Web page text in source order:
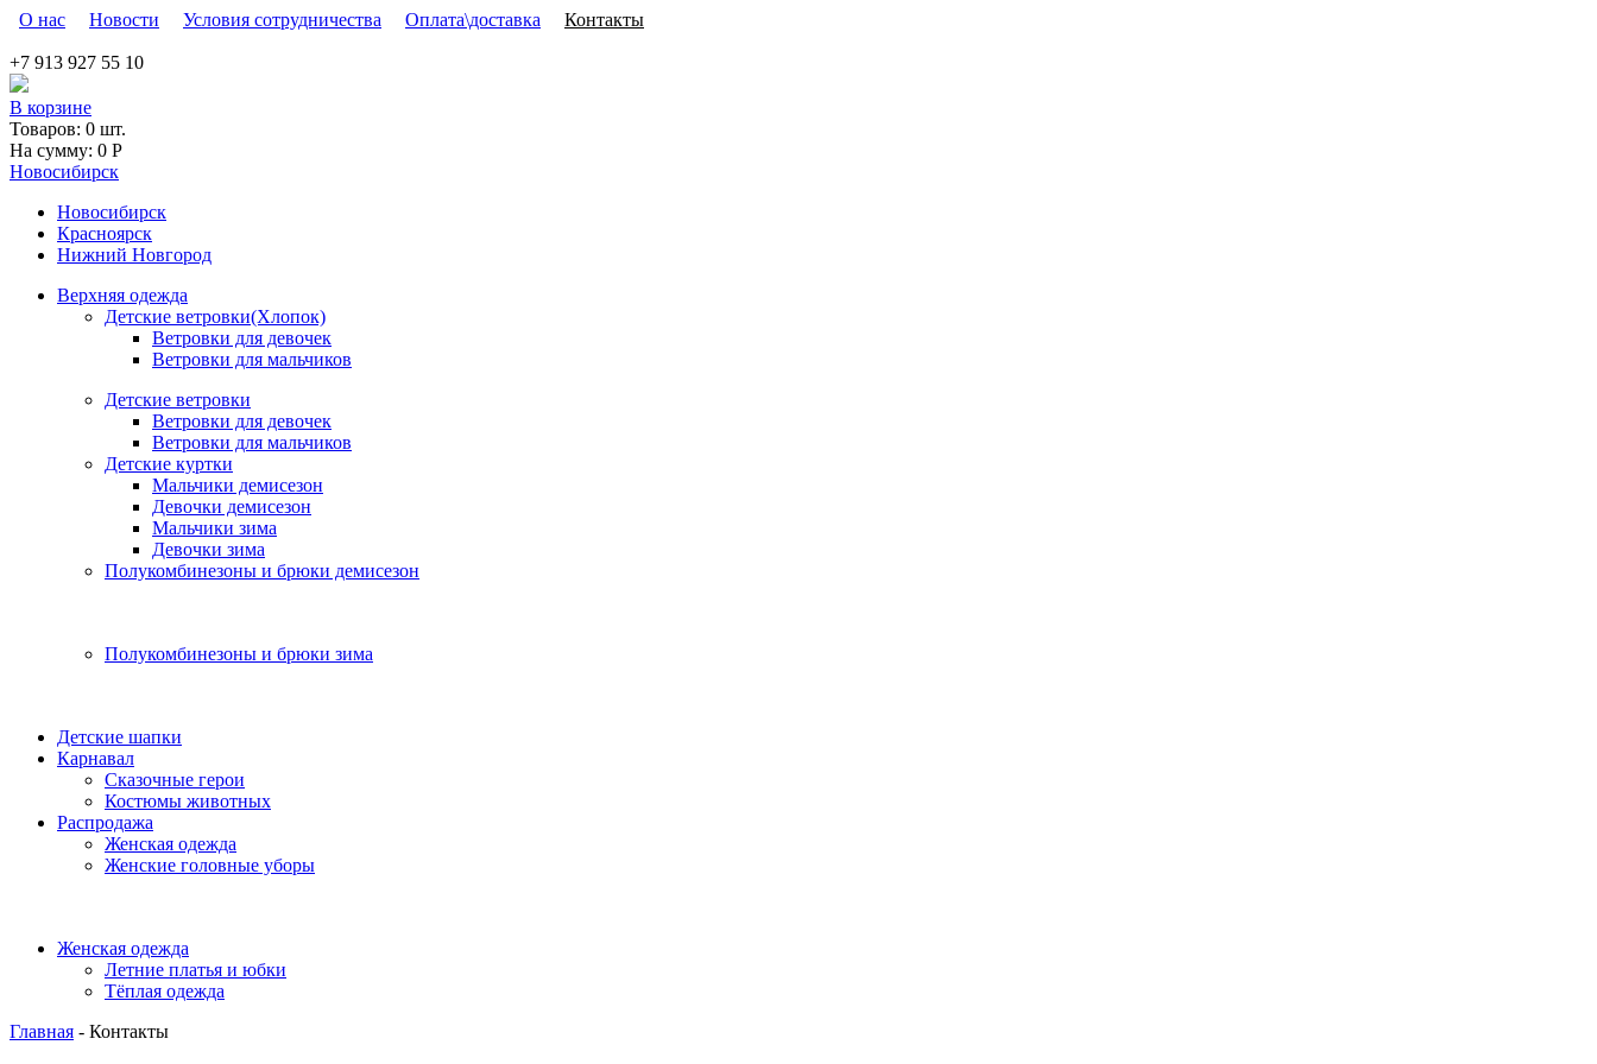
Skip to main content
О нас Новости Условия сотрудничества Оплата\доставка Контакты
+7 913 927 55 10
В корзине
Товаров: 0 шт.
На сумму: 0 Р
Новосибирск
Новосибирск
Красноярск
Нижний Новгород
Верхняя одежда
Детские ветровки(Хлопок)
Ветровки для девочек
Ветровки для мальчиков
Детские ветровки
Ветровки для девочек
Ветровки для мальчиков
Детские куртки
Мальчики демисезон
Девочки демисезон
Мальчики зима
Девочки зима
Полукомбинезоны и брюки демисезон
Полукомбинезоны и брюки зима
Детские шапки
Карнавал
Сказочные герои
Костюмы животных
Распродажа
Женская одежда
Женские головные уборы
Женская одежда
Летние платья и юбки
Тёплая одежда
Главная - Контакты